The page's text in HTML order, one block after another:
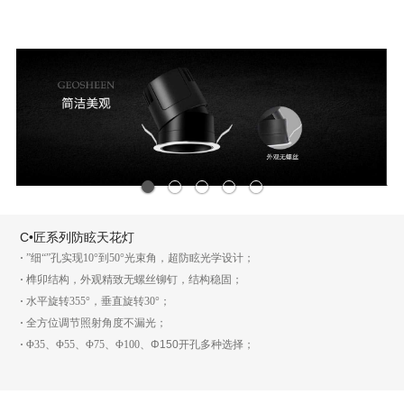
C•匠系列防眩天花灯
·”细“”孔实现10°到50°光束角，超防眩光学设计；
·榫卯结构，外观精致无螺丝铆钉，结构稳固；
·水平旋转355°，垂直旋转30°；
·全方位调节照射角度不漏光；
·Φ35、Φ55、Φ75、Φ100、Φ150开孔多种选择；